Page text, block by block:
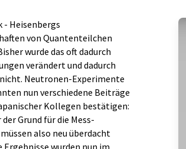
- Heisenbergs
von Quantenteilchen
wurde das oft dadurch
verändert und dadurch
Neutronen-Experimente
nun verschiedene Beiträge
Kollegen bestätigen:
Grund für die Mess-
also neu überdacht
wurden nun im